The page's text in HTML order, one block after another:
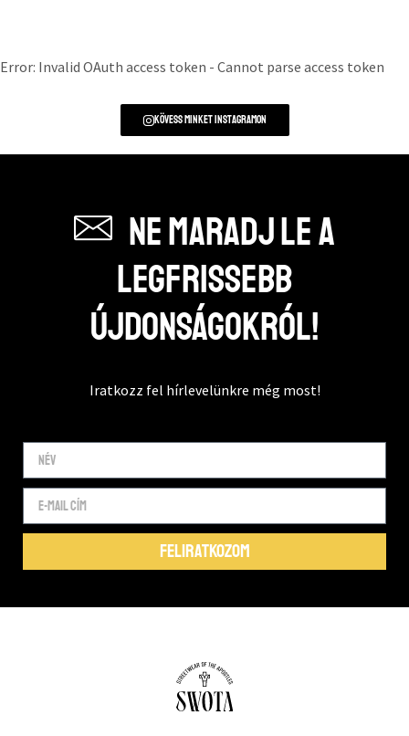
Error: Invalid OAuth access token - Cannot parse access token
Kövess minket instagramon
Ne maradj le a
legfrissebb
újdonságokról!
Iratkozz fel hírlevelünkre még most!
FELIRATKOZOM